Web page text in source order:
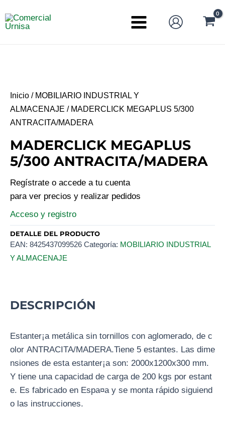
al
Main
Inicio / MOBILIARIO INDUSTRIAL Y
ALMACENAJE / MADERCLICK MEGAPLUS 5/300
ANTRACITA/MADERA
MADERCLICK MEGAPLUS
5/300 ANTRACITA/MADERA
Regístrate o accede a tu cuenta
para ver precios y realizar pedidos
Acceso y registro
DETALLE DEL PRODUCTO
EAN: 8425437099526 Categoría: MOBILIARIO INDUSTRIAL
Y ALMACENAJE
DESCRIPCIÓN
Estanter¡a metálica sin tornillos con aglomerado, de c
olor ANTRACITA/MADERA.Tiene 5 estantes. Las dime
nsiones de esta estanter¡a son: 2000x1200x300 mm.
Y tiene una capacidad de carga de 200 kgs por estant
e. Es fabricado en Espa¤a y se monta rápido siguiend
o las instrucciones.